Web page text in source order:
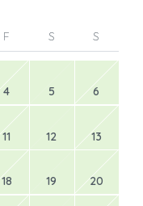
F S S
4 5 6
11 12 13
18 19 20